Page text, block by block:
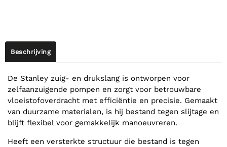
Beschrijving
De Stanley zuig- en drukslang is ontworpen voor
zelfaanzuigende pompen en zorgt voor betrouwbare
vloeistofoverdracht met efficiëntie en precisie. Gemaakt
van duurzame materialen, is hij bestand tegen slijtage en
blijft flexibel voor gemakkelijk manoeuvreren.
Heeft een versterkte structuur die bestand is tegen